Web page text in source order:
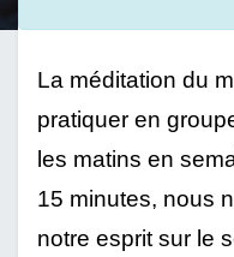
La méditation du
pratiquer en
les matins en
15 minutes, nous
notre esprit sur le